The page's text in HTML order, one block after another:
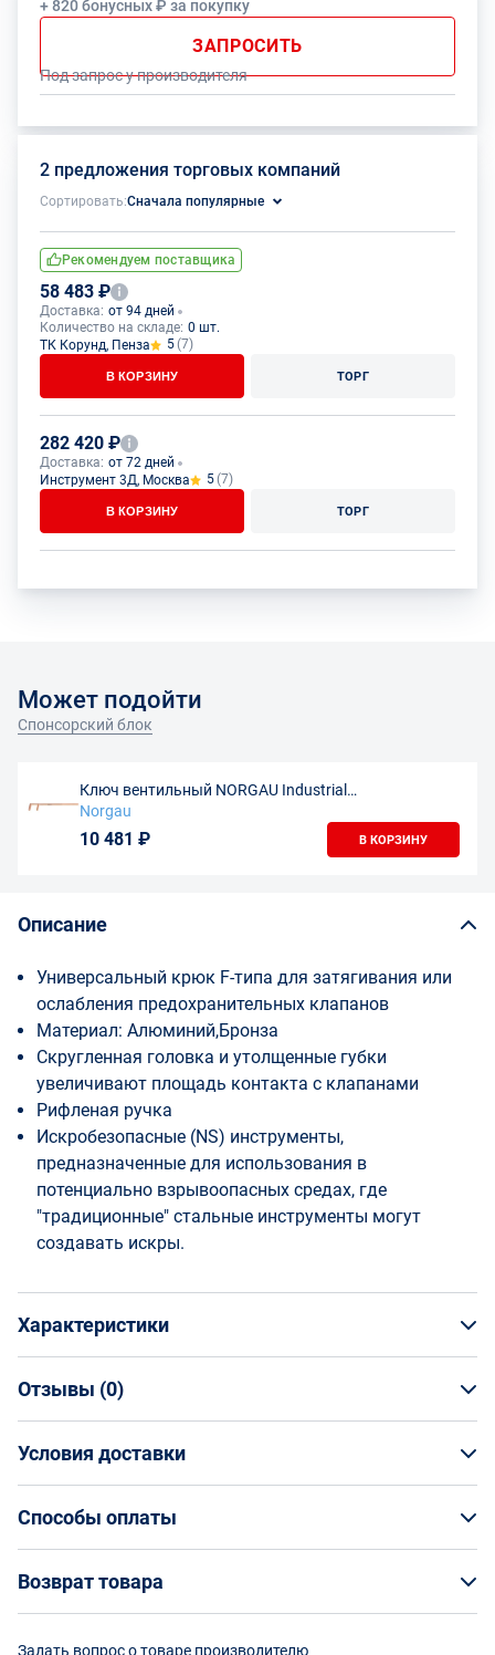
+ 820 бонусных ₽ за покупку
ЗАПРОСИТЬ
Под запрос у производителя
2 предложения торговых компаний
Сортировать:Сначала популярные
Рекомендуем поставщика
58 483 ₽
Доставка: от 94 дней
Количество на складе: 0 шт.
ТК Корунд, Пенза
5(7)
В КОРЗИНУ ТОРГ
282 420 ₽
Доставка: от 72 дней
Инструмент 3Д, Москва
5(7)
В КОРЗИНУ ТОРГ
Может подойти
Спонсорский блок
Ключ вентильный NORGAU Industrial
искробезопасный, 60х500 мм, NV176-60NSA, AlCu
Norgau
10 481 ₽ В КОРЗИНУ
Описание
Универсальный крюк F-типа для затягивания или
ослабления предохранительных клапанов
Материал: Алюминий,Бронза
Скругленная головка и утолщенные губки
увеличивают площадь контакта с клапанами
Рифленая ручка
Искробезопасные (NS) инструменты,
предназначенные для использования в
потенциально взрывоопасных средах, где
"традиционные" стальные инструменты могут
создавать искры.
Характеристики
Общая информация
Bahco
Артикул
NS204-75
Страна бренда
Швеция
Срок изготовления
Отзывы (0)
НАПИСАТЬ ОТЗЫВ
Условия доставки
Условия доставки
Способы оплаты
Способы оплаты
Возврат товара
Возврат товара
Задать вопрос о товаре производителю